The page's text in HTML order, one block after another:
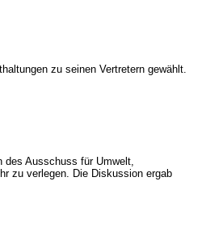
zu seinen Vertretern gewählt.
des Ausschuss für Umwelt,
zu verlegen. Die Diskussion ergab